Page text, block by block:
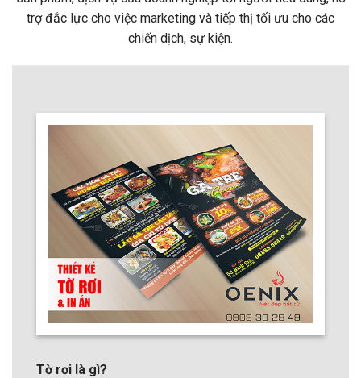
trợ đắc lực cho việc marketing và tiếp thị tối ưu cho các
chiến dịch, sự kiện.
Tờ rơi là gì?